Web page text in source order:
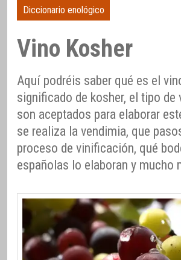
Diccionario enológico
Vino Kosher
Aquí podréis saber qué es el
significado de kosher, el tipo de
son aceptados para elaborar
se realiza la vendimia, que
proceso de vinificación, qué
españolas lo elaboran y mucho